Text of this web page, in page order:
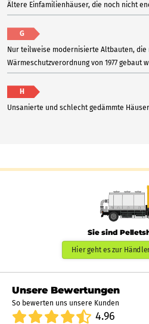
Ältere Einfamilienhäuser, die noch nicht
G
Nur teilweise modernisierte Altbauten, die
Wärmeschutzverordnung von 1977 gebaut
H
Unsanierte und schlecht gedämmte
Sie sind
Hier geht es zur
Unsere Bewertungen
So bewerten uns unsere Kunden
4.96